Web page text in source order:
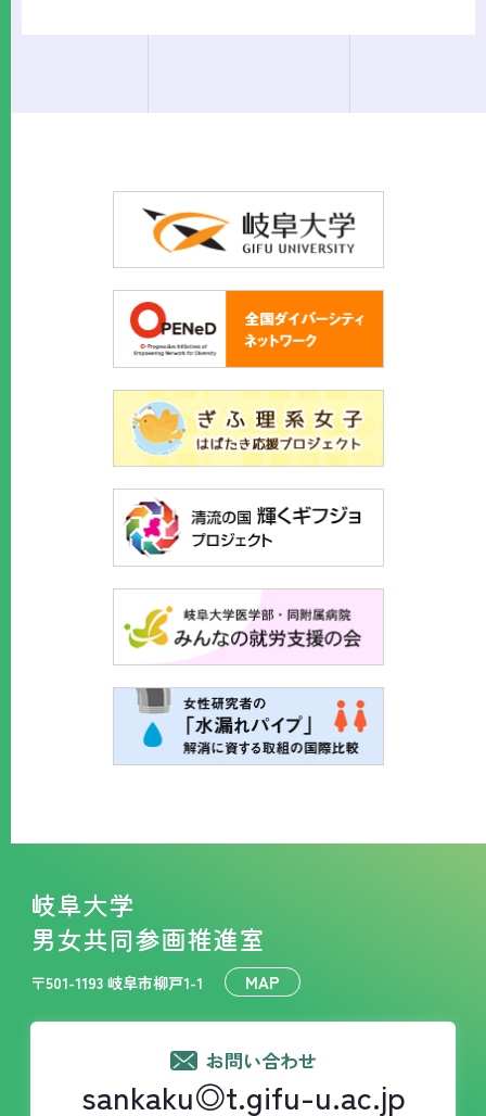
岐阜大学
男女共同参画推進室
〒501-1193 岐阜市柳戸1-1 MAP
お問い合わせ
sankaku◎t.gifu-u.ac.jp